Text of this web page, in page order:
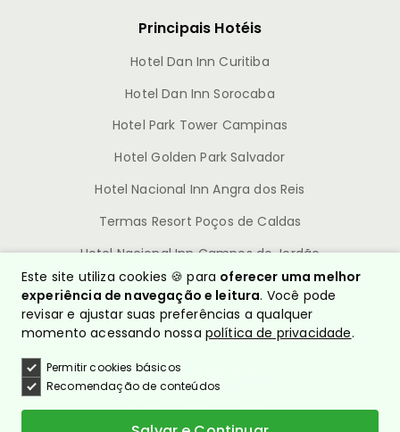
Principais Hotéis
Hotel Dan Inn Curitiba
Hotel Dan Inn Sorocaba
Hotel Park Tower Campinas
Hotel Golden Park Salvador
Hotel Nacional Inn Angra dos Reis
Termas Resort Poços de Caldas
Hotel Nacional Inn Campos do Jordão
© Nacional Inn Hotéis
CNPJ: 10.628.960/0001-54
Política de Privacidade
Quem somos?
Este site utiliza cookies 🍪 para oferecer uma melhor
experiência de navegação e leitura. Você pode
revisar e ajustar suas preferências a qualquer
momento acessando nossa política de privacidade.
Permitir cookies básicos
Recomendação de conteúdos